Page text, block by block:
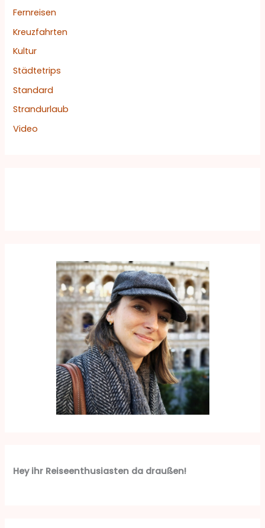
Fernreisen
Kreuzfahrten
Kultur
Städtetrips
Standard
Strandurlaub
Video
Hey ihr Reiseenthusiasten da draußen!